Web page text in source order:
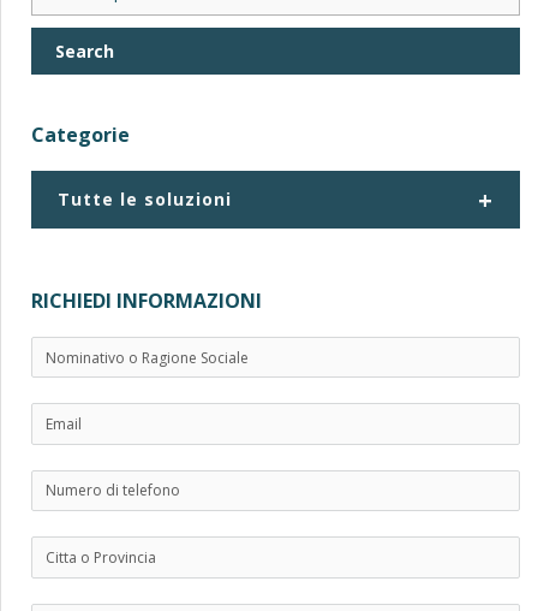
for:
Search
Categorie
+
Tutte le soluzioni
RICHIEDI INFORMAZIONI